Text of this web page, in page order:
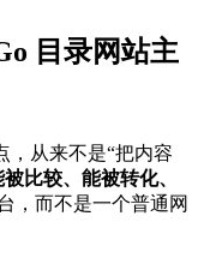
目录网站主
，从来不是“把内容
比较、能被转化、
，而不是一个普通网